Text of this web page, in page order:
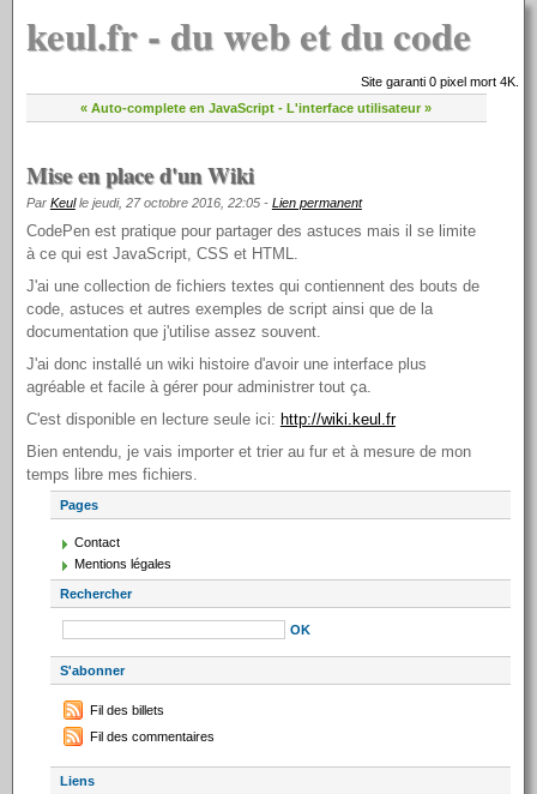
keul.fr - du web et du code
Site garanti 0 pixel mort 4K.
« Auto-complete en JavaScript - L'interface utilisateur »
Mise en place d'un Wiki
Par Keulle jeudi, 27 octobre 2016, 22:05 - Lien permanent
CodePen est pratique pour partager des astuces mais il se limite
à ce qui est JavaScript, CSS et HTML.
J'ai une collection de fichiers textes qui contiennent des bouts de
code, astuces et autres exemples de script ainsi que de la
documentation que j'utilise assez souvent.
J'ai donc installé un wiki histoire d'avoir une interface plus
agréable et facile à gérer pour administrer tout ça.
C'est disponible en lecture seule ici: http://wiki.keul.fr
Bien entendu, je vais importer et trier au fur et à mesure de mon
temps libre mes fichiers.
Pages
Contact
Mentions légales
Rechercher
S'abonner
Fil des billets
Fil des commentaires
Liens